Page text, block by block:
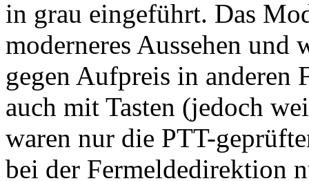
in grau eingeführt. Das
moderneres Aussehen und
gegen Aufpreis in anderen
auch mit Tasten (jedoch
waren nur die PTT-
bei der Fermeldedirektion